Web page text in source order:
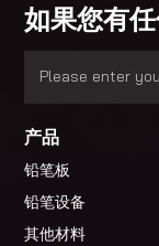
如果您有
产品
铅笔板
铅笔设备
其他材料